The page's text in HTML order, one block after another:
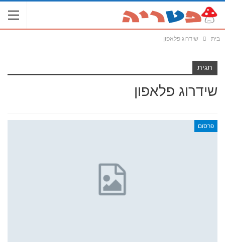
בית שידרוג פלאפון
תגית
שידרוג פלאפון
פרסום